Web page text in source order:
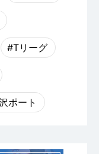
#Tリーグ
ポート